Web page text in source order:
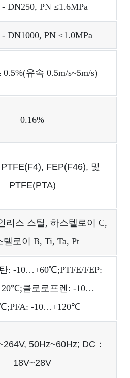
DN250, PN ≤1.6MPa
DN1000, PN ≤1.0MPa
0.5%(유속 0.5m/s~5m/s)
0.16%
FEP(F46), 및
PTFE(PTA)
리스 스틸, 하스텔로이 C,
텔로이 B, Ti, Ta, Pt
: -10…+60℃;PTFE/FEP:
클로로프렌: -10…
-10…+120℃
50Hz~60Hz; DC：
18V~28V